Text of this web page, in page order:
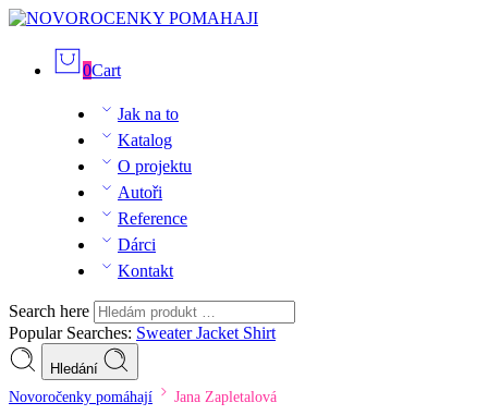
0Cart
Jak na to
Katalog
O projektu
Autoři
Reference
Dárci
Kontakt
Search here
Popular Searches: SweaterJacket Shirt
Hledání
Novoročenky pomáhají Jana Zapletalová